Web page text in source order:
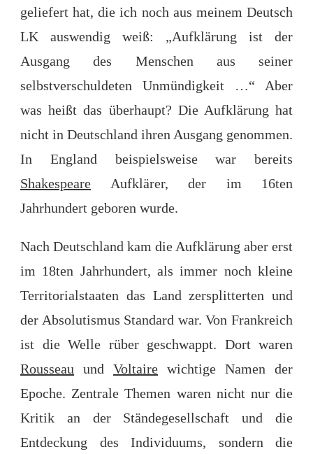
geliefert hat, die ich noch aus meinem Deutsch
LK auswendig weiß: „Aufklärung ist der
Ausgang des Menschen aus seiner
selbstverschuldeten Unmündigkeit …“ Aber
was heißt das überhaupt? Die Aufklärung hat
nicht in Deutschland ihren Ausgang genommen.
In England beispielsweise war bereits
Shakespeare Aufklärer, der im 16ten
Jahrhundert geboren wurde.
Nach Deutschland kam die Aufklärung aber erst
im 18ten Jahrhundert, als immer noch kleine
Territorialstaaten das Land zersplitterten und
der Absolutismus Standard war. Von Frankreich
ist die Welle rüber geschwappt. Dort waren
Rousseau und Voltaire wichtige Namen der
Epoche. Zentrale Themen waren nicht nur die
Kritik an der Ständegesellschaft und die
Entdeckung des Individuums, sondern die